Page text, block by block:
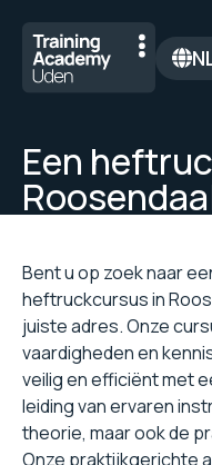
Een
Bent u op zoek naar
heftruckcursus in
juiste adres. Onze
vaardigheden en
veilig en efficiënt met
leiding van ervaren
theorie, maar ook de
Onze praktijkgerichte